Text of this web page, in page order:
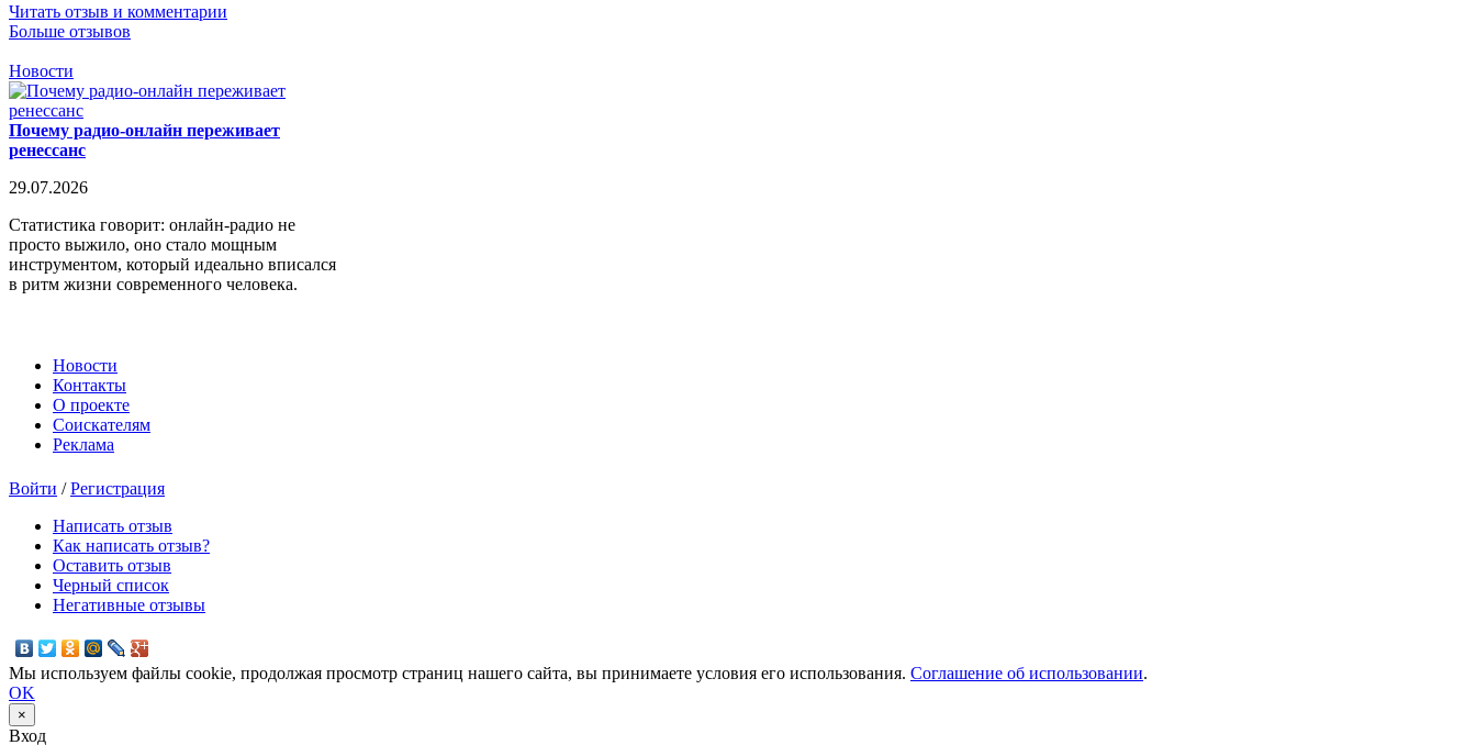
Читать отзыв и комментарии
Больше отзывов
Новости
Почему радио-онлайн переживает
ренессанс
29.07.2026
Статистика говорит: онлайн-радио не
просто выжило, оно стало мощным
инструментом, который идеально вписался
в ритм жизни современного человека.
Новости
Контакты
О проекте
Соискателям
Реклама
Войти /Регистрация
Написать отзыв
Как написать отзыв?
Оставить отзыв
Черный список
Негативные отзывы
Мы используем файлы cookie, продолжая просмотр страниц нашего сайта, вы принимаете условия его использования. Соглашение об использовании.
OK
×
Вход